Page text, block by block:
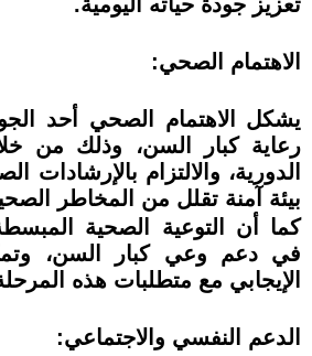
الاهتمام الصحي:
يشكل الاهتمام الصحي أحد
رعاية كبار السن، وذلك من
الدورية، والالتزام بالإرشادات
بيئة آمنة تقلل من المخاطر
كما أن التوعية الصحية
في دعم وعي كبار السن،
الإيجابي مع متطلبات هذه
الدعم النفسي والاجتماعي: